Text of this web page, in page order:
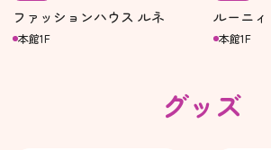
ファッションハウス ルネ
本館1F
ルーニィ
本館1F
グッズ